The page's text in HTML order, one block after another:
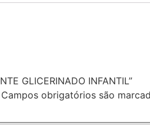
GLICERINADO INFANTIL”
Campos obrigatórios são